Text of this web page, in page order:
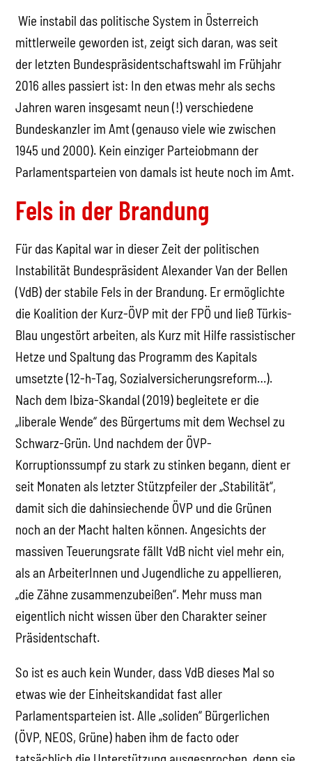
Wie instabil das politische System in Österreich
mittlerweile geworden ist, zeigt sich daran, was seit
der letzten Bundespräsidentschaftswahl im Frühjahr
2016 alles passiert ist: In den etwas mehr als sechs
Jahren waren insgesamt neun (!) verschiedene
Bundeskanzler im Amt (genauso viele wie zwischen
1945 und 2000). Kein einziger Parteiobmann der
Parlamentsparteien von damals ist heute noch im Amt.
Fels in der Brandung
Für das Kapital war in dieser Zeit der politischen
Instabilität Bundespräsident Alexander Van der Bellen
(VdB) der stabile Fels in der Brandung. Er ermöglichte
die Koalition der Kurz-ÖVP mit der FPÖ und ließ Türkis-
Blau ungestört arbeiten, als Kurz mit Hilfe rassistischer
Hetze und Spaltung das Programm des Kapitals
umsetzte (12-h-Tag, Sozialversicherungsreform…).
Nach dem Ibiza-Skandal (2019) begleitete er die
„liberale Wende“ des Bürgertums mit dem Wechsel zu
Schwarz-Grün. Und nachdem der ÖVP-
Korruptionssumpf zu stark zu stinken begann, dient er
seit Monaten als letzter Stützpfeiler der „Stabilität“,
damit sich die dahinsiechende ÖVP und die Grünen
noch an der Macht halten können. Angesichts der
massiven Teuerungsrate fällt VdB nicht viel mehr ein,
als an ArbeiterInnen und Jugendliche zu appellieren,
„die Zähne zusammenzubeißen“. Mehr muss man
eigentlich nicht wissen über den Charakter seiner
Präsidentschaft.
So ist es auch kein Wunder, dass VdB dieses Mal so
etwas wie der Einheitskandidat fast aller
Parlamentsparteien ist. Alle „soliden“ Bürgerlichen
(ÖVP, NEOS, Grüne) haben ihm de facto oder